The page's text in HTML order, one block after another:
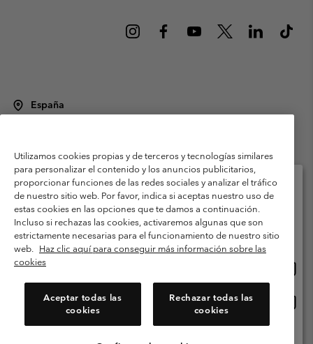
España
Condiciones de uso
Terminos de Venta
Garantía
Política de Privacidad
Términos y condiciones del programa de miembros
Términos De Uso Del Contenido Generado Por Los Usuarios
Impressum
Cookies Public CBCR
Utilizamos cookies propias y de terceros y tecnologías similares
para personalizar el contenido y los anuncios publicitarios,
proporcionar funciones de las redes sociales y analizar el tráfico
de nuestro sitio web. Por favor, indica si aceptas nuestro uso de
estas cookies en las opciones que te damos a continuación.
Incluso si rechazas las cookies, activaremos algunas que son
estrictamente necesarias para el funcionamiento de nuestro sitio
web. Haz clic aquí para conseguir más información sobre las
cookies
Aceptar todas las
cookies
Rechazar todas las
cookies
Selecciona tu país e idioma envío
Compras en línea disponibles
línea
España
Ver Todos Los Países